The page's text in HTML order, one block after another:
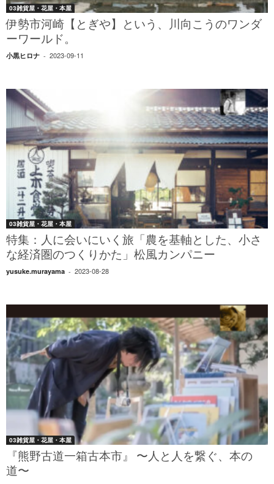
03雑貨屋・花屋・本屋
伊勢市河崎【とぎや】という、川向こうのワンダ
ーワールド。
小黒ヒロナ - 2023-09-11
03雑貨屋・花屋・本屋
特集：人に会いにいく旅「農を基軸とした、小さ
な経済圏のつくりかた」松風カンパニー
yusuke.murayama - 2023-08-28
03雑貨屋・花屋・本屋
『熊野古道一箱古本市』 〜人と人を繋ぐ、本の
道〜